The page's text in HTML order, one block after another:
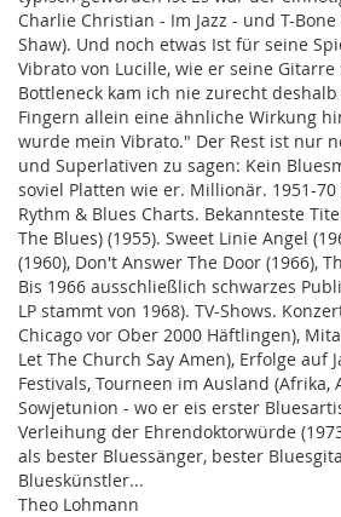
Charlie Christian - Im Jazz - und T-
Shaw). Und noch etwas Ist für seine
Vibrato von Lucille, wie er seine
Bottleneck kam ich nie zurecht
Fingern allein eine ähnliche Wirkung
wurde mein Vibrato." Der Rest ist nur
und Superlativen zu sagen: Kein
soviel Platten wie er. Millionär. 1951-
Rythm & Blues Charts. Bekannteste
The Blues) (1955). Sweet Linie Angel
(1960), Don't Answer The Door (1966),
Bis 1966 ausschließlich schwarzes
LP stammt von 1968). TV-Shows.
Chicago vor Ober 2000 Häftlingen),
Let The Church Say Amen), Erfolge auf
Festivals, Tourneen im Ausland (Afrika,
Sowjetunion - wo er eis erster
Verleihung der Ehrendoktorwürde
als bester Bluessänger, bester
Blueskünstler...
Theo Lohmann